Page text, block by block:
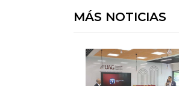
MÁS NOTICIAS